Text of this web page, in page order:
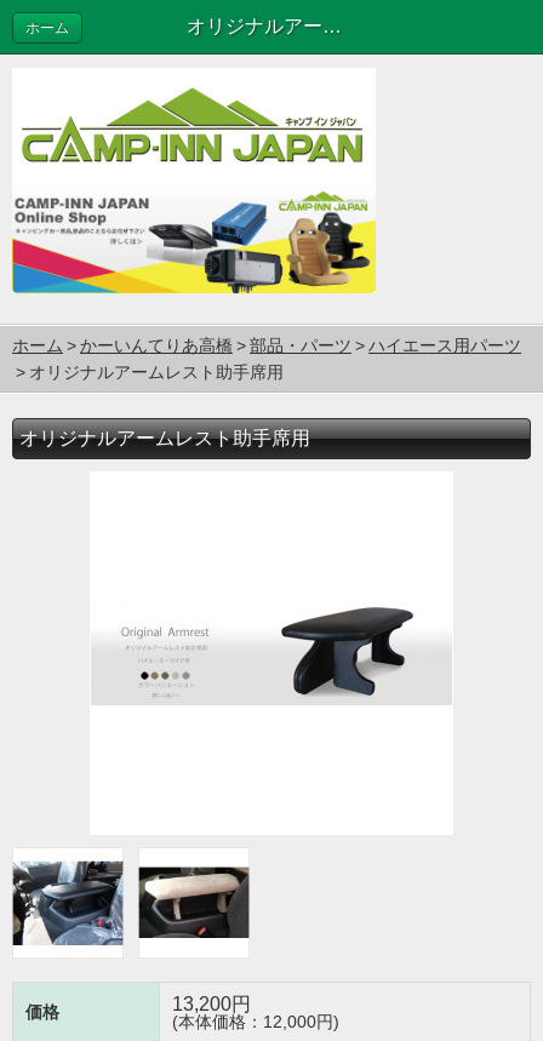
オリジナルアームレスト助手席用
ホーム
ホーム かーいんてりあ高橋 部品・パーツ
ハイエース用パーツ
オリジナルアームレスト助手席用
オリジナルアームレスト助手席用
価格 13,200円
(本体価格：12,000円)